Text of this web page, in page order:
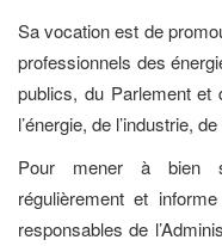
Sa vocation est de
professionnels des
publics, du Parlement
l’énergie, de l’industrie,
Pour mener à bien
régulièrement et
responsables de